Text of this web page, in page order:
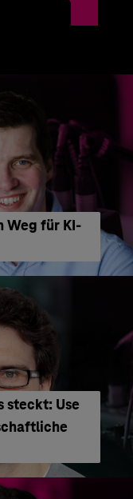
Weg für KI-
steckt: Use